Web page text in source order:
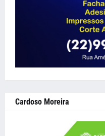
Cardoso Moreira